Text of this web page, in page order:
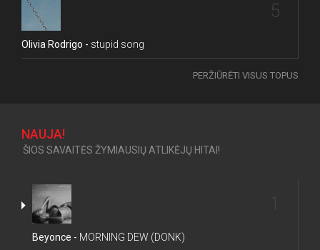
5
Olivia Rodrigo - stupid song
PERŽIŪRĖTI VISUS TOPUS
NAUJA!
ŠIOS SAVAITĖS ŽYMIAUSIŲ ATLIKĖJŲ HITAI!
Beyonce - MORNING DEW (DONK)